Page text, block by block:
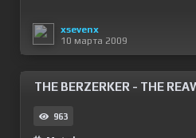
xsevenx
10 марта 2009
THE BERZERKER - THE
963